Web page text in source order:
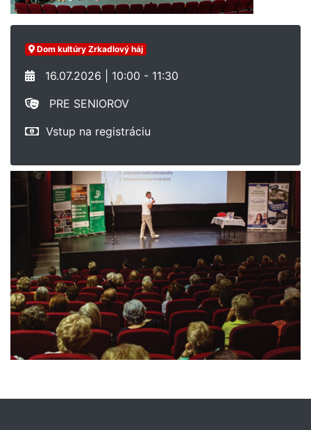
Dom kultúry Zrkadlový háj
16.07.2026 | 10:00 - 11:30
PRE SENIOROV
Vstup na registráciu